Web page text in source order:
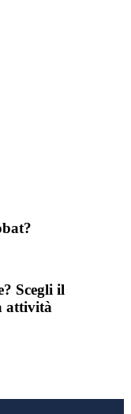
Scegli il
attività